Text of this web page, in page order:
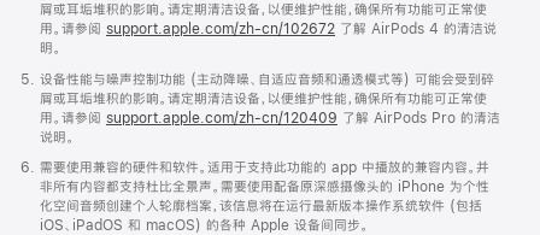
屑或耳垢堆积的影响。请定期清洁设备，以便维护性能，确保所有功能可正常使
用。请参阅 support.apple.com/zh-cn/102672 了解 AirPods 4 的清洁说
明。
设备性能与噪声控制功能 (主动降噪、自适应音频和通透模式等) 可能会受到碎
屑或耳垢堆积的影响。请定期清洁设备，以便维护性能，确保所有功能可正常使
用。请参阅 support.apple.com/zh-cn/120409 了解 AirPods Pro 的清洁
说明。
需要使用兼容的硬件和软件。适用于支持此功能的 app 中播放的兼容内容。并
非所有内容都支持杜比全景声。需要使用配备原深感摄像头的 iPhone 为个性
化空间音频创建个人轮廓档案，该信息将在运行最新版本操作系统软件 (包括
iOS、iPadOS 和 macOS) 的各种 Apple 设备间同步。